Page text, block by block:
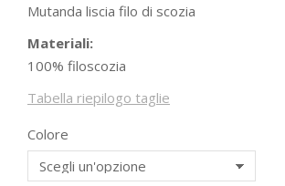
Mutanda liscia filo di scozia
Materiali:
100% filoscozia
Tabella riepilogo taglie
Colore